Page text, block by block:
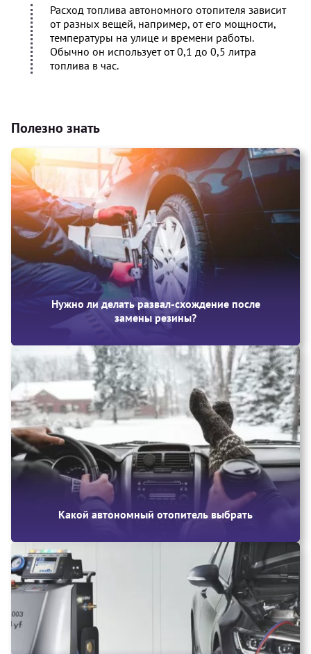
Расход топлива автономного отопителя зависит
от разных вещей, например, от его мощности,
температуры на улице и времени работы.
Обычно он использует от 0,1 до 0,5 литра
топлива в час.
Полезно знать
Нужно ли делать развал-схождение после
замены резины?
Какой автономный отопитель выбрать